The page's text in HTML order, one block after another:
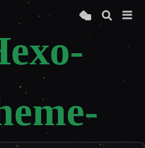
个人导航
免费图床-Picx